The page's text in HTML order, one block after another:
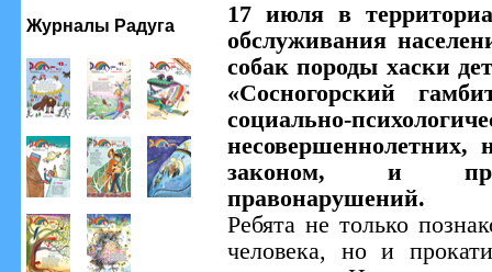
Журналы Радуга
17 июля в
обслуживания
собак породы хаски
«Сосногорский
социально-
несовершеннолетних,
законом, и
правонарушений.
Ребята не только
человека, но и